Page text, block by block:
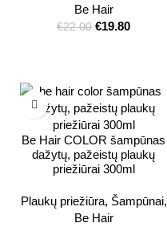
Be Hair
€22.00 €19.80
Be Hair COLOR šampūnas
dažytų, pažeistų plaukų
priežiūrai 300ml
Plaukų priežiūra, Šampūnai,
Be Hair